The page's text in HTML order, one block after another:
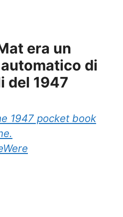
era un
di
del 1947
1947 pocket book